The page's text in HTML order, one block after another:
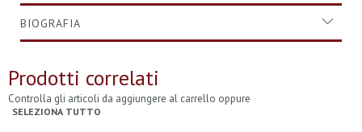
BIOGRAFIA
Prodotti correlati
Controlla gli articoli da aggiungere al carrello oppure
SELEZIONA TUTTO